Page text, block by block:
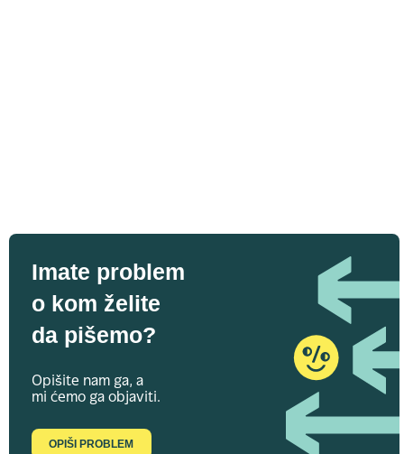
Imate problem
o kom želite
da pišemo?
Opišite nam ga, a
mi ćemo ga objaviti.
OPIŠI PROBLEM